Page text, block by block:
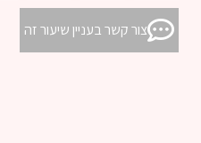
צור קשר בעניין שיעור זה